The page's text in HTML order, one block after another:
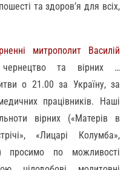
та здоров’я для всіх,
митрополит Василій
чернецтво та вірних …
о 21.00 за Україну, за
працівників. Наші
вірних («Матерів в
«Лицарі Колумба»,
по можливості